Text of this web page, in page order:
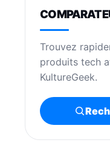
Trouvez
produits tech
KultureGeek.